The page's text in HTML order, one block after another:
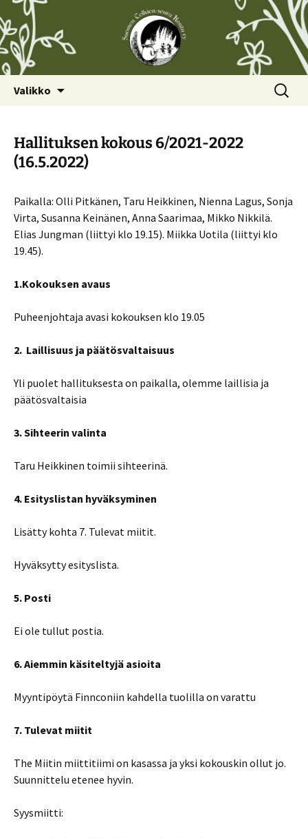
Valikko Haku:
Hallituksen kokous 6/2021-2022
(16.5.2022)
Paikalla: Olli Pitkänen, Taru Heikkinen, Nienna Lagus, Sonja
Virta, Susanna Keinänen, Anna Saarimaa, Mikko Nikkilä.
Elias Jungman (liittyi klo 19.15). Miikka Uotila (liittyi klo
19.45).
1.Kokouksen avaus
Puheenjohtaja avasi kokouksen klo 19.05
2. Laillisuus ja päätösvaltaisuus
Yli puolet hallituksesta on paikalla, olemme laillisia ja
päätösvaltaisia
3. Sihteerin valinta
Taru Heikkinen toimii sihteerinä.
4. Esityslistan hyväksyminen
Lisätty kohta 7. Tulevat miitit.
Hyväksytty esityslista.
5. Posti
Ei ole tullut postia.
6. Aiemmin käsiteltyjä asioita
Myyntipöytä Finnconiin kahdella tuolilla on varattu
7. Tulevat miitit
The Miitin miittitiimi on kasassa ja yksi kokouskin ollut jo.
Suunnittelu etenee hyvin.
Syysmiitti: